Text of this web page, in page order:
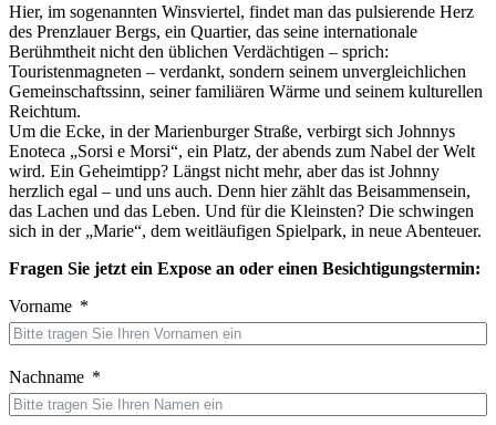
Hier, im sogenannten Winsviertel, findet man das pulsierende Herz
des Prenzlauer Bergs, ein Quartier, das seine internationale
Berühmtheit nicht den üblichen Verdächtigen – sprich:
Touristenmagneten – verdankt, sondern seinem unvergleichlichen
Gemeinschaftssinn, seiner familiären Wärme und seinem kulturellen
Reichtum.
Um die Ecke, in der Marienburger Straße, verbirgt sich Johnnys
Enoteca „Sorsi e Morsi“, ein Platz, der abends zum Nabel der Welt
wird. Ein Geheimtipp? Längst nicht mehr, aber das ist Johnny
herzlich egal – und uns auch. Denn hier zählt das Beisammensein,
das Lachen und das Leben. Und für die Kleinsten? Die schwingen
sich in der „Marie“, dem weitläufigen Spielpark, in neue Abenteuer.
Fragen Sie jetzt ein Expose an oder einen Besichtigungstermin:
Vorname
Nachname